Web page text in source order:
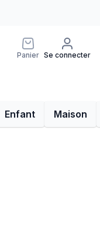
Panier Se connecter
Enfant Maison